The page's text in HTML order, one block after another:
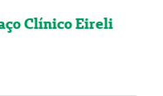
Clínico Eireli